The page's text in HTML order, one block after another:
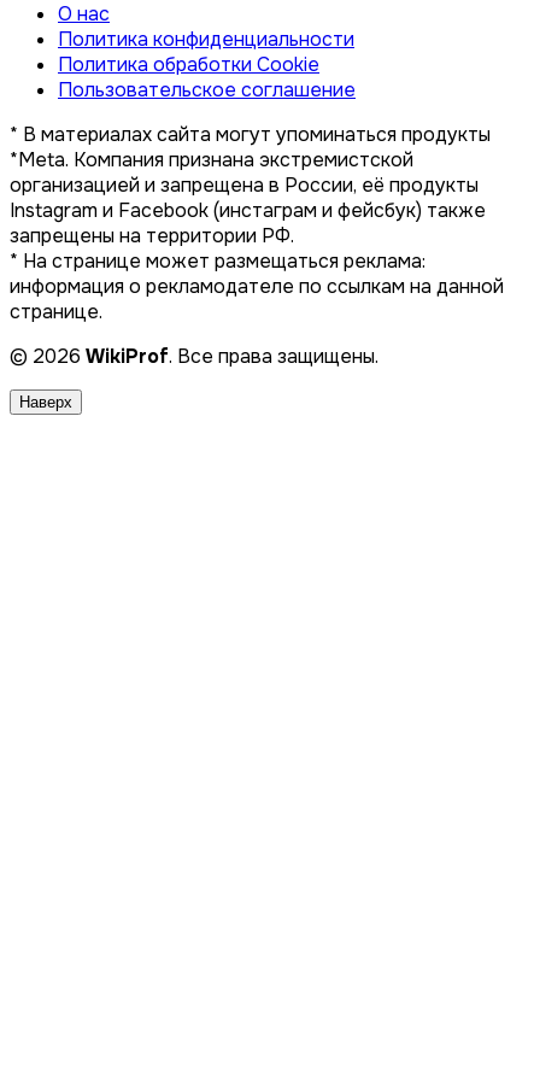
О нас
Политика конфиденциальности
Политика обработки Cookie
Пользовательское соглашение
* В материалах сайта могут упоминаться продукты
*Meta. Компания признана экстремистской
организацией и запрещена в России, её продукты
Instagram и Facebook (инстаграм и фейсбук) также
запрещены на территории РФ.
* На странице может размещаться реклама:
информация о рекламодателе по ссылкам на данной
странице.
© 2026 WikiProf. Все права защищены.
Наверх